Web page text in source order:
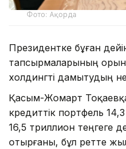
Фото: Ақорда
Президентке бұған
тапсырмаларының
холдингті дамытудың
Қасым-Жомарт
кредиттік портфель
16,5 триллион теңгеге
отырғаны, бұл ретте